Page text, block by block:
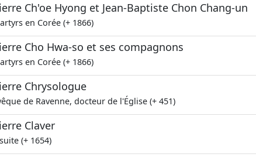
Ch'oe Hyong et Jean-Baptiste Chon Chang-un
en Corée (+ 1866)
Cho Hwa-so et ses compagnons
en Corée (+ 1866)
Chrysologue
de Ravenne, docteur de l'Église (+ 451)
Claver
(+ 1654)